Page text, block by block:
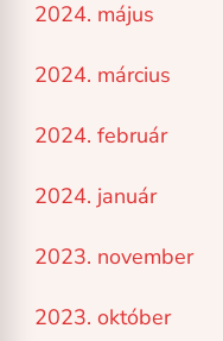
2024. május
2024. március
2024. február
2024. január
2023. november
2023. október